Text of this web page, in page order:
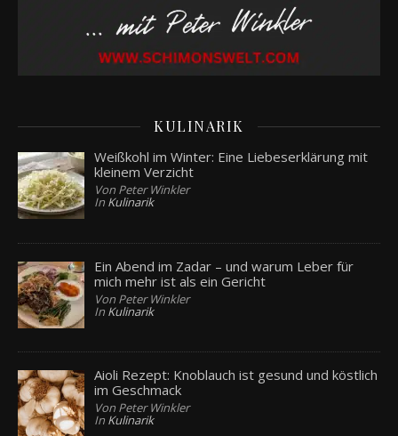
KULINARIK
Weißkohl im Winter: Eine Liebeserklärung mit
kleinem Verzicht
Von Peter Winkler
In Kulinarik
Ein Abend im Zadar – und warum Leber für
mich mehr ist als ein Gericht
Von Peter Winkler
In Kulinarik
Aioli Rezept: Knoblauch ist gesund und köstlich
im Geschmack
Von Peter Winkler
In Kulinarik